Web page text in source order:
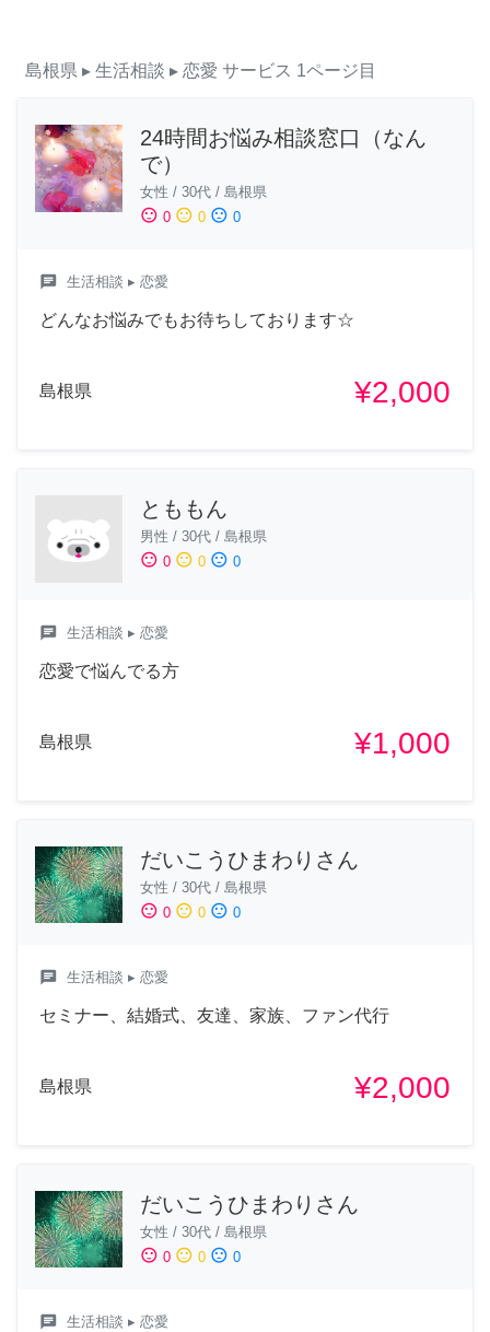
島根県 ▸ 生活相談 ▸ 恋愛 サービス 1ページ目
24時間お悩み相談窓口（なん
で）
女性 / 30代 / 島根県
sentiment_satisfied 0 sentiment_neutral 0 sentiment_dissatisfied 0
chat 生活相談 ▸ 恋愛
どんなお悩みでもお待ちしております☆
島根県 ¥2,000
とももん
男性 / 30代 / 島根県
sentiment_satisfied 0 sentiment_neutral 0 sentiment_dissatisfied 0
chat 生活相談 ▸ 恋愛
恋愛で悩んでる方
島根県 ¥1,000
だいこうひまわりさん
女性 / 30代 / 島根県
sentiment_satisfied 0 sentiment_neutral 0 sentiment_dissatisfied 0
chat 生活相談 ▸ 恋愛
セミナー、結婚式、友達、家族、ファン代行
島根県 ¥2,000
だいこうひまわりさん
女性 / 30代 / 島根県
sentiment_satisfied 0 sentiment_neutral 0 sentiment_dissatisfied 0
chat 生活相談 ▸ 恋愛